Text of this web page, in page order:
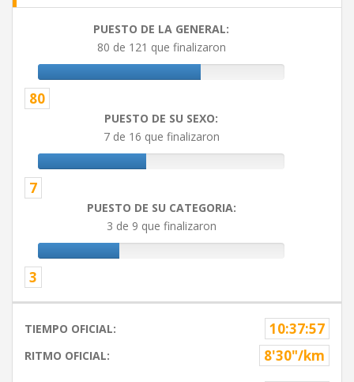
PUESTO DE LA GENERAL:
80 de 121 que finalizaron
80
PUESTO DE SU SEXO:
7 de 16 que finalizaron
7
PUESTO DE SU CATEGORIA:
3 de 9 que finalizaron
3
TIEMPO OFICIAL: 10:37:57
RITMO OFICIAL: 8'30"/km